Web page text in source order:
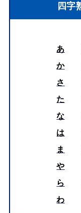
四字
あ
か
さ
た
な
は
ま
や
ら
わ